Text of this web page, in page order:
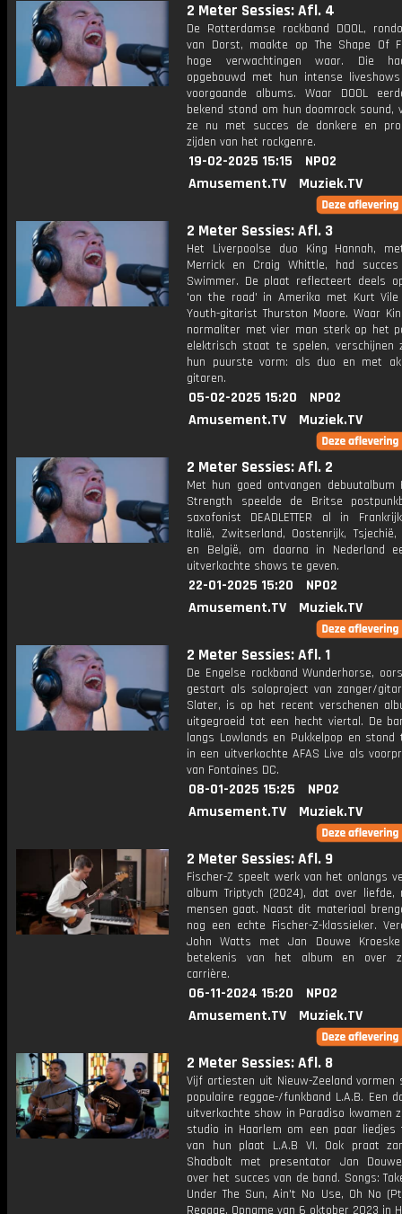
2 Meter Sessies: Afl. 4
De Rotterdamse rockband DOOL,
van Dorst, maakte op The Shape Of
hoge verwachtingen waar. Die
opgebouwd met hun intense
voorgaande albums. Waar DOOL
bekend stond om hun doomrock sound,
ze nu met succes de donkere en
zijden van het rockgenre.
19-02-2025 15:15
NPO2
Amusement.TV
Muziek.TV
2 Meter Sessies: Afl. 3
Het Liverpoolse duo King Hannah,
Merrick en Craig Whittle, had
Swimmer. De plaat reflecteert deels
'on the road' in Amerika met Kurt Vile
Youth-gitarist Thurston Moore. Waar
normaliter met vier man sterk op het
elektrisch staat te spelen, verschijnen
hun puurste vorm: als duo en met
gitaren.
05-02-2025 15:20
NPO2
Amusement.TV
Muziek.TV
2 Meter Sessies: Afl. 2
Met hun goed ontvangen debuutalbum
Strength speelde de Britse
saxofonist DEADLETTER al in
Italië, Zwitserland, Oostenrijk, Tsjechië,
en België, om daarna in Nederland
uitverkochte shows te geven.
22-01-2025 15:20
NPO2
Amusement.TV
Muziek.TV
2 Meter Sessies: Afl. 1
De Engelse rockband Wunderhorse,
gestart als soloproject van zanger/
Slater, is op het recent verschenen
uitgegroeid tot een hecht viertal. De
langs Lowlands en Pukkelpop en stond
in een uitverkochte AFAS Live als
van Fontaines DC.
08-01-2025 15:25
NPO2
Amusement.TV
Muziek.TV
2 Meter Sessies: Afl. 9
Fischer-Z speelt werk van het onlangs
album Triptych (2024), dat over liefde,
mensen gaat. Naast dit materiaal
nog een echte Fischer-Z-klassieker.
John Watts met Jan Douwe
betekenis van het album en over
carrière.
06-11-2024 15:20
NPO2
Amusement.TV
Muziek.TV
2 Meter Sessies: Afl. 8
Vijf artiesten uit Nieuw-Zeeland vormen
populaire reggae-/funkband L.A.B. Een
uitverkochte show in Paradiso kwamen
studio in Haarlem om een paar liedjes
van hun plaat L.A.B VI. Ook praat
Shadbolt met presentator Jan
over het succes van de band. Songs:
Under The Sun, Ain't No Use, Oh No
Reggae. Opname van 6 oktober 2023 in